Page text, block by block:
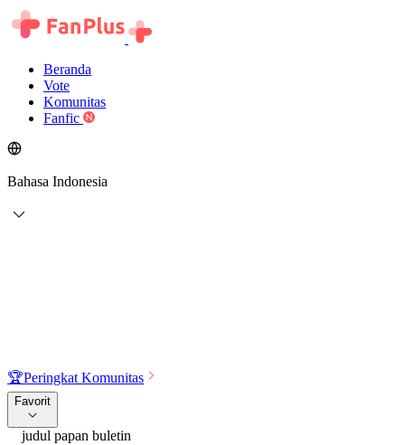
Beranda
Vote
Komunitas
Fanfic
Bahasa Indonesia
🏆Peringkat Komunitas
Favorit
judul papan buletin